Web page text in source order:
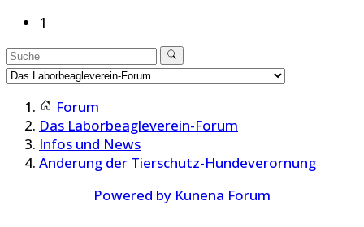
1
Forum
Das Laborbeagleverein-Forum
Infos und News
Änderung der Tierschutz-Hundeverornung
Powered by Kunena Forum